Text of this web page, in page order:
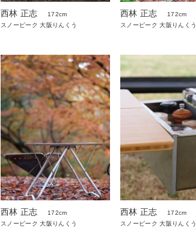
西林 正志
172cm
スノーピーク 大阪りんくう
西林 正志
172cm
スノーピーク 大阪りんくう
西林 正志
172cm
スノーピーク 大阪りんくう
西林 正志
172cm
スノーピーク 大阪りんくう